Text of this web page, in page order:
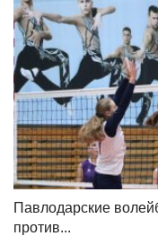
Павлодарские
против...